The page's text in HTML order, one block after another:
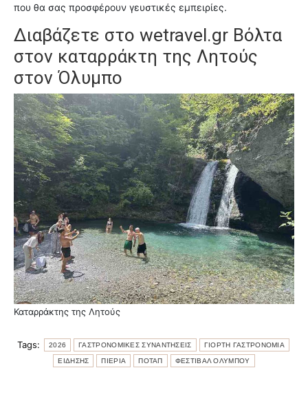
που θα σας προσφέρουν γευστικές εμπειρίες.
Διαβάζετε στο wetravel.gr Βόλτα
στον καταρράκτη της Λητούς
στον Όλυμπο
Καταρράκτης της Λητούς
Tags: 2026 ΓΑΣΤΡΟΝΟΜΙΚΕΣ ΣΥΝΑΝΤΗΣΕΙΣ ΓΙΟΡΤΗ ΓΑΣΤΡΟΝΟΜΙΑ
ΕΙΔΗΣΗΣ ΠΙΕΡΙΑ ΠΟΤΑΠ ΦΕΣΤΙΒΑΛ ΟΛΥΜΠΟΥ